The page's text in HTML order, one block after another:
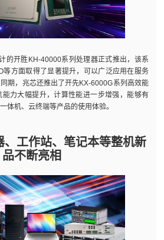
的开胜KH-40000系列处理器正式推出，该系
等方面取得了显著提升，可以广泛应用在服务
期，兆芯还推出了开先KX-6000G系列高效能
力大幅提升，计算性能进一步增强，能够有
体机、云终端等产品的使用体验。
、工作站、笔记本等整机新
品不断亮相